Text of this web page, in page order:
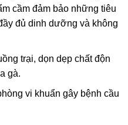
cầm đảm bảo những tiêu
đủ dinh dưỡng và không
trại, dọn dẹp chất độn
gà.
vi khuẩn gây bệnh cầu